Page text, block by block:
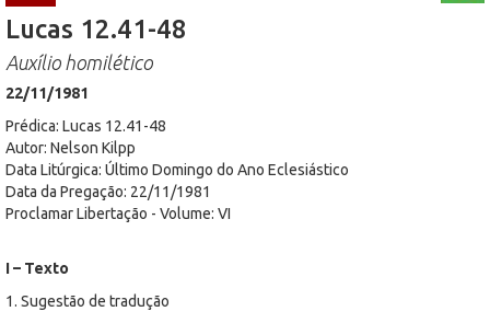
Lucas 12.41-48
Auxílio homilético
22/11/1981
Prédica: Lucas 12.41-48
Autor: Nelson Kilpp
Data Litúrgica: Último Domingo do Ano Eclesiástico
Data da Pregação: 22/11/1981
Proclamar Libertação - Volume: VI
I – Texto
1. Sugestão de tradução